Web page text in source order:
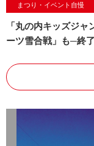
まつり・イベント自慢
「丸の内キッズジ
ーツ雪合戦」も─終